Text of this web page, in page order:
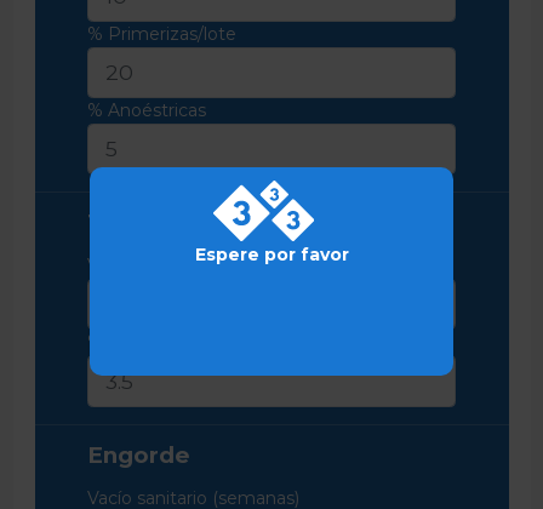
% Primerizas/lote
% Anoéstricas
Transición
Vacío sanitario (semanas)
% Bajas transición
Engorde
Vacío sanitario (semanas)
Espere por favor